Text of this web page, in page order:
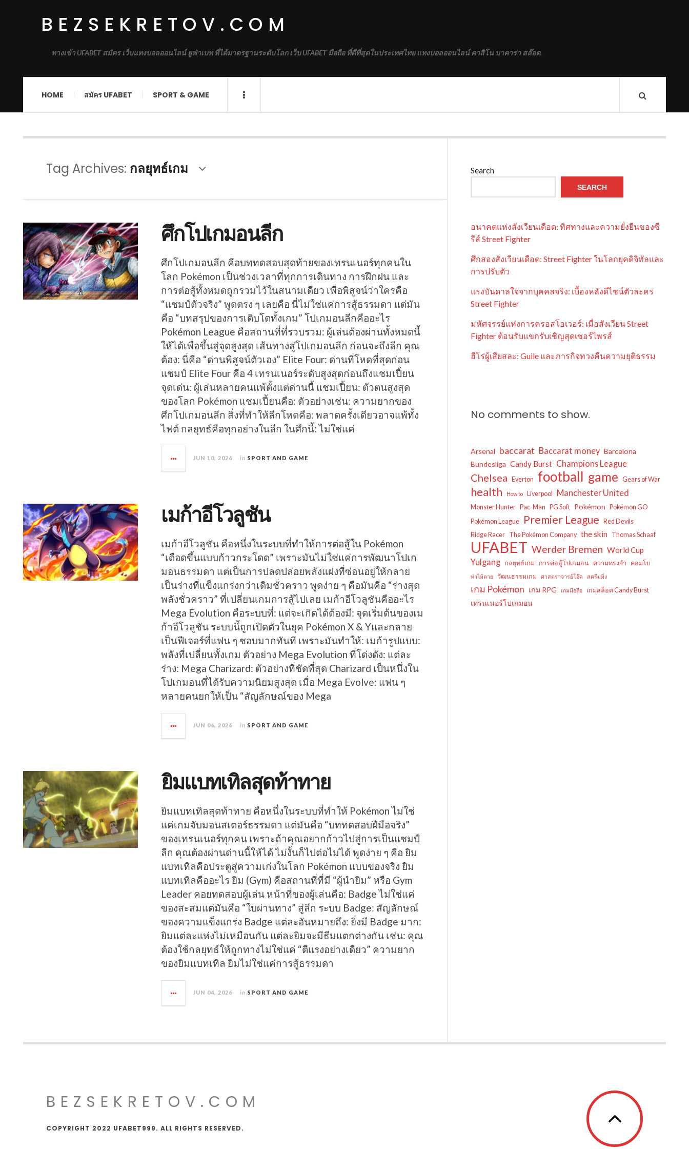
BEZSEKRETOV.COM
ทางเข้า UFABET สมัคร เว็บแทงบอลออนไลน์ ยูฟ่าเบท ที่ได้มาตรฐานระดับโลก เว็บ UFABET มือถือ ที่ดีที่สุดในประเทศไทย แทงบอลออนไลน์ คาสิโน บาคาร่า สล๊อต.
HOME สมัคร UFABET SPORT & GAME
Tag Archives: กลยุทธ์เกม
ศึกโปเกมอนลีก
ศึกโปเกมอนลีก คือบททดสอบสุดท้ายของเทรนเนอร์ทุกคนใน
โลก Pokémon เป็นช่วงเวลาที่ทุกการเดินทาง การฝึกฝน และ
การต่อสู้ทั้งหมดถูกรวมไว้ในสนามเดียว เพื่อพิสูจน์ว่าใครคือ
“แชมป์ตัวจริง” พูดตรง ๆ เลยคือ นี่ไม่ใช่แค่การสู้ธรรมดา แต่มัน
คือ “บทสรุปของการเติบโตทั้งเกม” โปเกมอนลีกคืออะไร
Pokémon League คือสถานที่ที่รวบรวม: ผู้เล่นต้องผ่านทั้งหมดนี้
ให้ได้เพื่อขึ้นสู่จุดสูงสุด เส้นทางสู่โปเกมอนลีก ก่อนจะถึงลีก คุณ
ต้อง: นี่คือ “ด่านพิสูจน์ตัวเอง” Elite Four: ด่านที่โหดที่สุดก่อน
แชมป์ Elite Four คือ 4 เทรนเนอร์ระดับสูงสุดก่อนถึงแชมเปี้ยน
จุดเด่น: ผู้เล่นหลายคนแพ้ตั้งแต่ด่านนี้ แชมเปี้ยน: ตัวตนสูงสุด
ของโลก Pokémon แชมเปี้ยนคือ: ตัวอย่างเช่น: ความยากของ
ศึกโปเกมอนลีก สิ่งที่ทำให้ลีกโหดคือ: พลาดครั้งเดียวอาจแพ้ทั้ง
ไฟต์ กลยุทธ์คือทุกอย่างในลีก ในศึกนี้: ไม่ใช่แค่
JUN 10, 2026 in SPORT AND GAME
เมก้าอีโวลูชัน
เมก้าอีโวลูชัน คือหนึ่งในระบบที่ทำให้การต่อสู้ใน Pokémon
“เดือดขึ้นแบบก้าวกระโดด” เพราะมันไม่ใช่แค่การพัฒนาโปเก
มอนธรรมดา แต่เป็นการปลดปล่อยพลังแฝงที่ซ่อนอยู่ให้กลาย
เป็นร่างที่แข็งแกร่งกว่าเดิมชั่วคราว พูดง่าย ๆ คือมันคือ “ร่างสุด
พลังชั่วคราว” ที่เปลี่ยนเกมการสู้ไปเลย เมก้าอีโวลูชันคืออะไร
Mega Evolution คือระบบที่: แต่จะเกิดได้ต้องมี: จุดเริ่มต้นของเม
ก้าอีโวลูชัน ระบบนี้ถูกเปิดตัวในยุค Pokémon X & Yและกลาย
เป็นฟีเจอร์ที่แฟน ๆ ชอบมากทันที เพราะมันทำให้: เมก้ารูปแบบ:
พลังที่เปลี่ยนทั้งเกม ตัวอย่าง Mega Evolution ที่โด่งดัง: แต่ละ
ร่าง: Mega Charizard: ตัวอย่างที่ชัดที่สุด Charizard เป็นหนึ่งใน
โปเกมอนที่ได้รับความนิยมสูงสุด เมื่อ Mega Evolve: แฟน ๆ
หลายคนยกให้เป็น “สัญลักษณ์ของ Mega
JUN 06, 2026 in SPORT AND GAME
ยิมแบทเทิลสุดท้าทาย
ยิมแบทเทิลสุดท้าทาย คือหนึ่งในระบบที่ทำให้ Pokémon ไม่ใช่
แค่เกมจับมอนสเตอร์ธรรมดา แต่มันคือ “บททดสอบฝีมือจริง”
ของเทรนเนอร์ทุกคน เพราะถ้าคุณอยากก้าวไปสู่การเป็นแชมป์
ลีก คุณต้องผ่านด่านนี้ให้ได้ ไม่งั้นก็ไปต่อไม่ได้ พูดง่าย ๆ คือ ยิม
แบทเทิลคือประตูสู่ความเก่งในโลก Pokémon แบบของจริง ยิม
แบทเทิลคืออะไร ยิม (Gym) คือสถานที่ที่มี “ผู้นำยิม” หรือ Gym
Leader คอยทดสอบผู้เล่น หน้าที่ของผู้เล่นคือ: Badge ไม่ใช่แค่
ของสะสมแต่มันคือ “ใบผ่านทาง” สู่ลีก ระบบ Badge: สัญลักษณ์
ของความแข็งแกร่ง Badge แต่ละอันหมายถึง: ยิ่งมี Badge มาก:
ยิมแต่ละแห่งไม่เหมือนกัน แต่ละยิมจะมีธีมแตกต่างกัน เช่น: คุณ
ต้องใช้กลยุทธ์ให้ถูกทางไม่ใช่แค่ “ตีแรงอย่างเดียว” ความยาก
ของยิมแบทเทิล ยิมไม่ใช่แค่การสู้ธรรมดา
JUN 04, 2026 in SPORT AND GAME
Search
SEARCH
อนาคตแห่งสังเวียนเดือด: ทิศทางและความยั่งยืนของซี
รีส์ Street Fighter
ศึกสองสังเวียนเดือด: Street Fighter ในโลกยุคดิจิทัลและ
การปรับตัว
แรงบันดาลใจจากบุคคลจริง: เบื้องหลังดีไซน์ตัวละคร
Street Fighter
มหัศจรรย์แห่งการครอสโอเวอร์: เมื่อสังเวียน Street
Fighter ต้อนรับแขกรับเชิญสุดเซอร์ไพรส์
ฮีโร่ผู้เสียสละ: Guile และภารกิจทวงคืนความยุติธรรม
No comments to show.
Arsenal baccarat Baccarat money Barcelona
Bundesliga Candy Burst Champions League
Chelsea Everton football game Gears of War
health How to Liverpool Manchester United
Monster Hunter Pac-Man PG Soft Pokémon
Pokémon GO
Pokémon League
Premier League
Red Devils
Ridge Racer
The Pokémon Company the skin Thomas Schaaf
UFABET Werder Bremen World Cup
Yulgang กลยุทธ์เกม การต่อสู้โปเกมอน ความทรงจำ คอมโบ
ท่าไม้ตาย วัฒนธรรมเกม ศาสตราจารย์โอ๊ค สตรีมมิ่ง
เกม Pokémon เกม RPG เกมมือถือ เกมสล็อต Candy Burst
เทรนเนอร์โปเกมอน
BEZSEKRETOV.COM
COPYRIGHT 2022 UFABET999. ALL RIGHTS RESERVED.